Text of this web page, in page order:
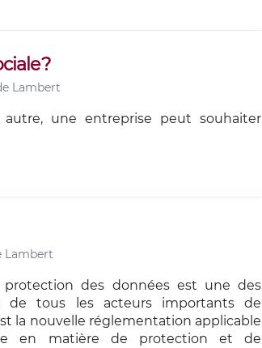
?
Lambert
une entreprise peut souhaiter
Lambert
des données est une des
de tous les acteurs importants de
la nouvelle réglementation applicable
en matière de protection et de